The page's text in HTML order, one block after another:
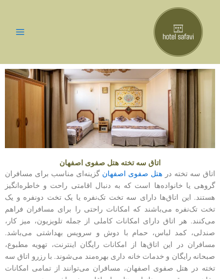
اتاق سه تخته هتل صفوی اصفهان
اتاق سه تخته در هتل صفوی اصفهان گزینه‌ای مناسب برای مسافران
گروهی یا خانواده‌ها است که به دنبال اقامتی راحت و خاطره‌انگیز
هستند. این اتاق‌ها دارای سه تخت تک‌نفره یا یک تخت دونفره و یک
تخت تک‌نفره می‌باشند که امکانات راحتی را برای مسافران فراهم
می‌کنند. هر اتاق دارای امکانات کاملی از جمله تلویزیون، میز کار،
صندلی، کمد لباس، حمام با دوش و سرویس بهداشتی می‌باشد.
مسافران در این اتاق‌ها از امکانات رایگان اینترنت، تهویه مطبوع،
صبحانه رایگان و خدمات خانه داری بهره‌مند می‌شوند. با رزرو اتاق سه
تخته در هتل صفوی اصفهان، مسافران می‌توانند از تمامی امکانات